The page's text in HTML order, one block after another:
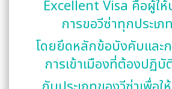
Excellent Visa คือผู้ให้
การขอวีซ่าทุกประเภ
โดยยึดหลักข้อบังคับและ
การเข้าเมืองที่ต้องปฏิ